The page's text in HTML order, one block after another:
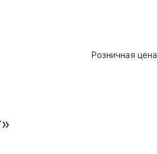
Розничная цена